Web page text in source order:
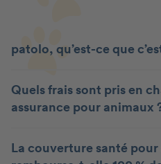
patolo, qu’est-ce que
Quels frais sont pris en
assurance pour animaux
La couverture santé